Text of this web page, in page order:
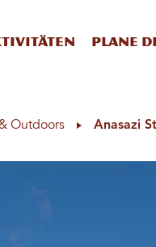
Plane
Outdoors Anasazi